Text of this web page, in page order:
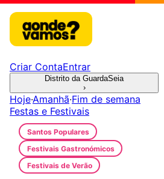
Criar ContaEntrar
Distrito da GuardaSeia
›
Hoje·Amanhã·Fim de semana
Festas e Festivais
Santos Populares
Festivais Gastronómicos
Festivais de Verão